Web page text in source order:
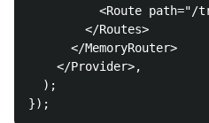
<Route path="/
        </Routes>
      </MemoryRouter>
    </Provider>,
  );